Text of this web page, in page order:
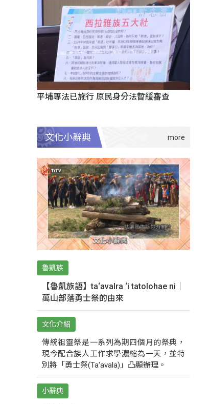
平埔專法已施行 原民身分法暫緩審查
文化小辭典
魯凱族
【魯凱族語】ta‘avalra ‘i tatolohae ni｜
萬山部落勇士祭的由來
文化介紹
傳統祖靈祭是一系列為期四個月的祭典，
現今配合族人工作求學濃縮為一天，並特
別將「勇士祭(Ta‘avala)」凸顯辦理。
小辭典